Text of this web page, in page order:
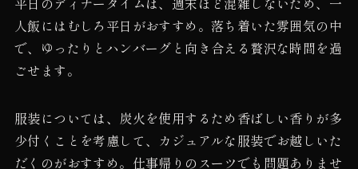
人飯にはむしろ平日がおすすめ。落ち着いた雰囲気の中
で、ゆったりとハンバーグと向き合える贅沢な時間を過
ごせます。
服装については、炭火を使用するため香ばしい香りが多
少付くことを考慮して、カジュアルな服装でお越しいた
だくのがおすすめ。仕事帰りのスーツでも問題ありませ